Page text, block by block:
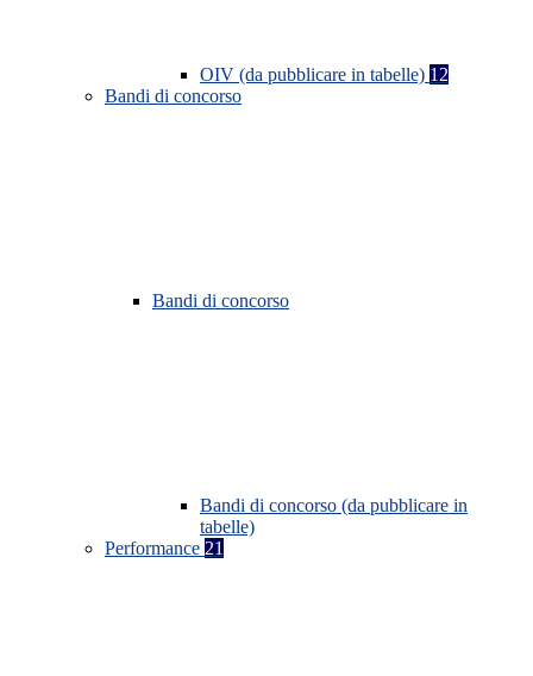
OIV (da pubblicare in tabelle) 12
Bandi di concorso
Bandi di concorso
Bandi di concorso (da pubblicare in
tabelle)
Performance 21